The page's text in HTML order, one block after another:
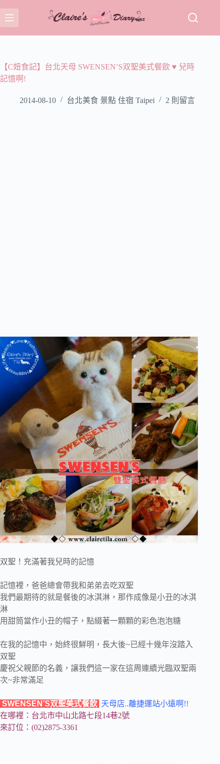
至
主
容【C妞食記】台北天母 SWENSEN’S双聖美式餐飲 ♥ 兒時
記憶啊!
2014-08-10 台北美食 景點 住宿 Taipei 2 則留言
双聖！充滿著我兒時的記憶
記憶裡，爸爸總會帶我和弟弟去吃双聖
我們最期待的就是餐後的冰淇淋，那作成像是小丑的冰淇
淋
用甜筒當作小丑的帽子，點綴著一顆顆的彩色泡泡糖
在我的記憶中，始終很鮮明，長大後~已經十幾年沒踏入
双聖
慶祝父親節的名義，讓我們這一家在這周連續光臨双聖兩
次~非常滿足
SWENSEN’S双聖美式餐飲 天母店..離捷運站小遠啊!!
在哪裡：台北市中山北路七段14巷2號
來訂位：(02)2875-3361